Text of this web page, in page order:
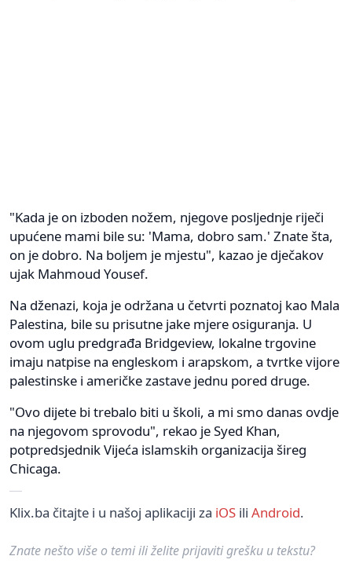
"Kada je on izboden nožem, njegove posljednje riječi
upućene mami bile su: 'Mama, dobro sam.' Znate šta,
on je dobro. Na boljem je mjestu", kazao je dječakov
ujak Mahmoud Yousef.
Na dženazi, koja je održana u četvrti poznatoj kao Mala
Palestina, bile su prisutne jake mjere osiguranja. U
ovom uglu predgrađa Bridgeview, lokalne trgovine
imaju natpise na engleskom i arapskom, a tvrtke vijore
palestinske i američke zastave jednu pored druge.
"Ovo dijete bi trebalo biti u školi, a mi smo danas ovdje
na njegovom sprovodu", rekao je Syed Khan,
potpredsjednik Vijeća islamskih organizacija šireg
Chicaga.
Klix.ba čitajte i u našoj aplikaciji za iOS ili Android.
Znate nešto više o temi ili želite prijaviti grešku u tekstu?